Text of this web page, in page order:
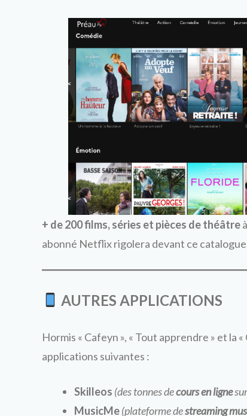
+ de 200 films, séries et pièces de théâtre
abonné Netflix rigolera devant ce
AUTRES APPLICATIONS
Hormis « Cafeyn », « Tout apprendre » et la
applications suivantes :
Skilleos (des tonnes decours en ligne
MusicMe(plateforme destreaming